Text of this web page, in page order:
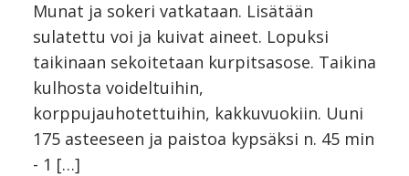
Munat ja sokeri vatkataan. Lisätään
sulatettu voi ja kuivat aineet. Lopuksi
taikinaan sekoitetaan kurpitsasose. Taikina
kulhosta voideltuihin,
korppujauhotettuihin, kakkuvuokiin. Uuni
175 asteeseen ja paistoa kypsäksi n. 45 min
- 1 […]